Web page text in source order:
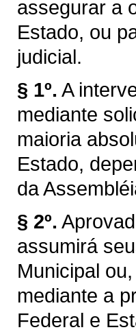
assegurar a
Estado, ou
judicial.
§ 1º. A
mediante
maioria
Estado,
da
§ 2º.
assumirá
Municipal
mediante a
Federal e